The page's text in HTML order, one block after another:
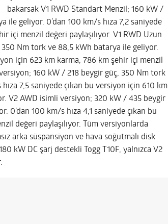
bakarsak V1 RWD Standart Menzil; 160 kW /
ile geliyor. 0’dan 100 km/s hıza 7,2 saniyede
içi menzil değeri paylaşılıyor. V1 RWD Uzun
Nm tork ve 88,5 kWh batarya ile geliyor.
için 623 km karma, 786 km şehir içi menzil
160 kW / 218 beygir güç, 350 Nm tork
7,5 saniyede çıkan bu versiyon için 610 km
V2 AWD isimli versiyon; 320 kW / 435 beygir
100 km/s hıza 4,1 saniyede çıkan bu
değeri paylaşılıyor. Tüm versiyonlarda
arka süspansiyon ve hava soğutmalı disk
kW DC şarj destekli Togg T10F, yalnızca V2